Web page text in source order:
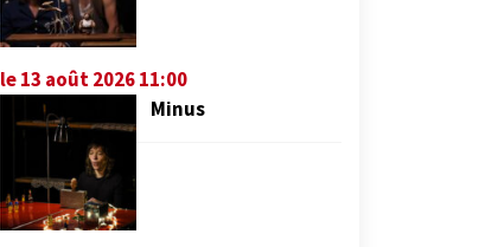
le 13 août 2026 11:00
Minus